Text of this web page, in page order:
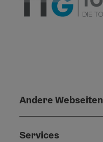
Andere Webseiten
Services